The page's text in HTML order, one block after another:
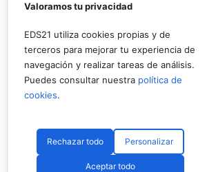
Valoramos tu privacidad
EDS21 utiliza cookies propias y de
terceros para mejorar tu experiencia de
navegación y realizar tareas de análisis.
Puedes consultar nuestra política de
cookies.
Rechazar todo Personalizar
Aceptar todo